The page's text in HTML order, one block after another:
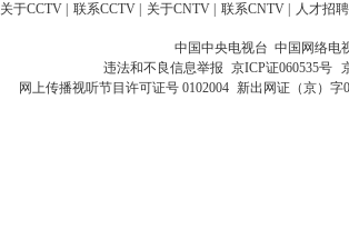
关于CCTV 联系CCTV 关于CNTV 联系CNTV 人才招聘
中国中央电视台 中国网络电
违法和不良信息举报 京ICP证060535号
网上传播视听节目许可证号 0102004 新出网证（京）